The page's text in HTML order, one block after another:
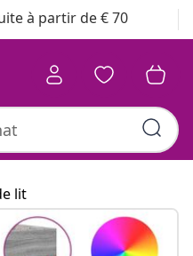
à partir de € 70
lit